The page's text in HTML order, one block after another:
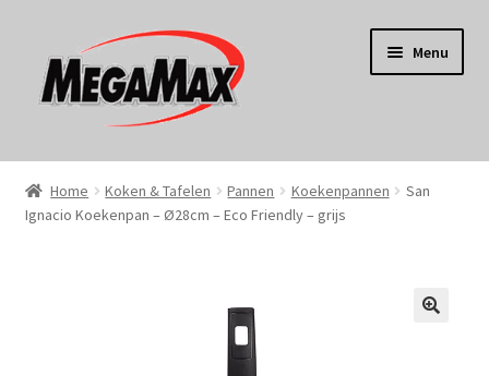
door
naar
naar
de
Menu
Home
KERST
Home Koken & Tafelen Pannen Koekenpannen
San
Ignacio Koekenpan – Ø28cm – Eco Friendly – grijs